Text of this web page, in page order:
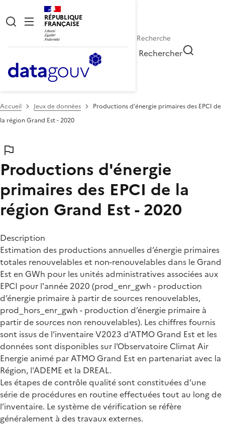
RÉPUBLIQUE
FRANÇAISE
Rechercher
Accueil Jeux de données
Productions d'énergie primaires des EPCI de
la région Grand Est - 2020
Productions d'énergie
primaires des EPCI de la
région Grand Est - 2020
Description
Estimation des productions annuelles d’énergie primaires
totales renouvelables et non-renouvelables dans le Grand
Est en GWh pour les unités administratives associées aux
EPCI pour l'année 2020 (prod_enr_gwh - production
d’énergie primaire à partir de sources renouvelables,
prod_hors_enr_gwh - production d’énergie primaire à
partir de sources non renouvelables). Les chiffres fournis
sont issus de l’inventaire V2023 d’ATMO Grand Est et les
données sont disponibles sur l'Observatoire Climat Air
Energie animé par ATMO Grand Est en partenariat avec la
Région, l'ADEME et la DREAL.
Les étapes de contrôle qualité sont constituées d’une
série de procédures en routine effectuées tout au long de
l’inventaire. Le système de vérification se réfère
généralement à des travaux externes.